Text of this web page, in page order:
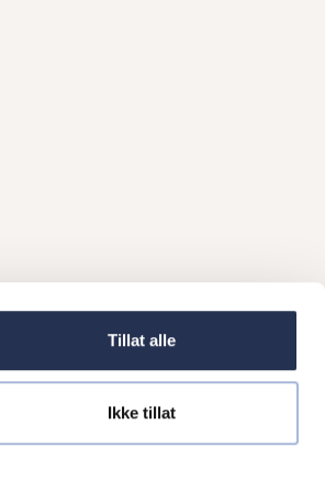
Tillat alle
Ikke tillat
News Oris Dental